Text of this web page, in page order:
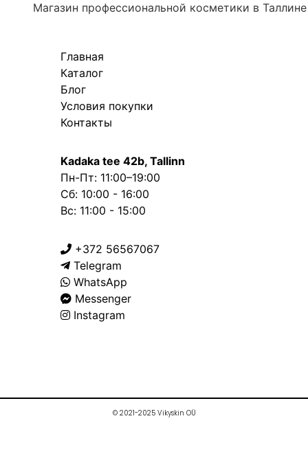
Магазин профессиональной косметики в Таллине
Главная
Каталог
Блог
Условия покупки
Контакты
Kadaka tee 42b, Tallinn
Пн-Пт: 11:00–19:00
Сб: 10:00 - 16:00
Вс: 11:00 - 15:00
+372 56567067
Telegram
WhatsApp
Messenger
Instagram
© 2021-2025 Vikyskin OÜ